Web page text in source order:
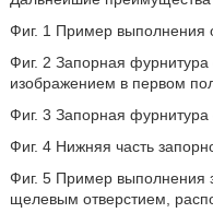
Фиг. 1 Пример выполнения
Фиг. 2 Запорная
изображением в первом
Фиг. 3 Запорная фурнитура
Фиг. 4 Нижняя часть
Фиг. 5 Пример
щелевым отверстием,